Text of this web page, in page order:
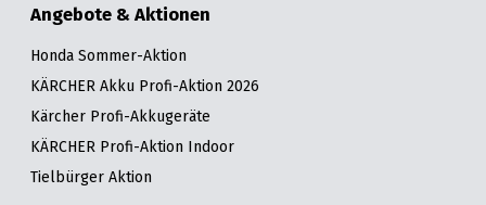
Angebote & Aktionen
Honda Sommer-Aktion
KÄRCHER Akku Profi-Aktion 2026
Kärcher Profi-Akkugeräte
KÄRCHER Profi-Aktion Indoor
Tielbürger Aktion